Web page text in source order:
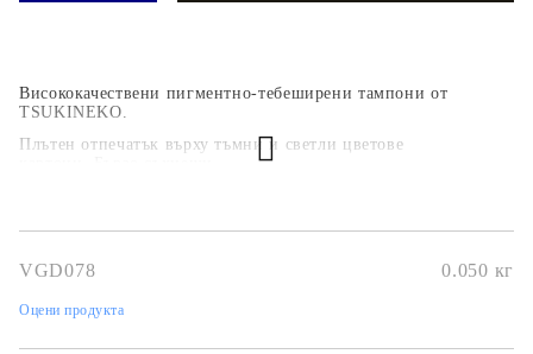
Висококачествени пигментно-тебеширени тампони от
TSUKINEKO.
Плътен отпечатък върху тъмни и светли цветове
VGD078 0.050 кг
Оцени продукта